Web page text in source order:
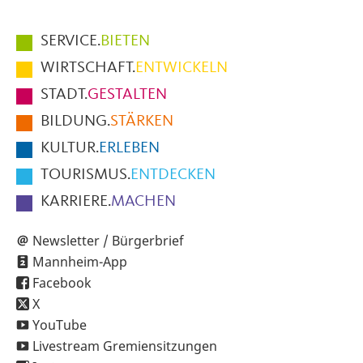
Hauptmenüpunkte
im
Fußbereich
der
Seite
SERVICE.BIETEN
WIRTSCHAFT.ENTWICKELN
STADT.GESTALTEN
BILDUNG.STÄRKEN
KULTUR.ERLEBEN
TOURISMUS.ENTDECKEN
KARRIERE.MACHEN
Newsletter / Bürgerbrief
Mannheim-App
Facebook
X
YouTube
Livestream Gremiensitzungen